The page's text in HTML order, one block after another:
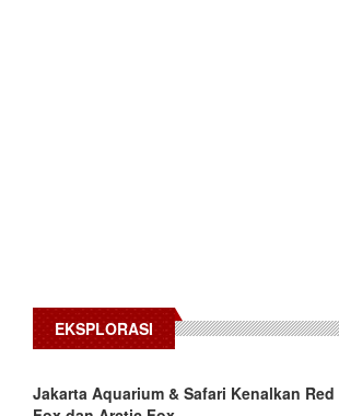
EKSPLORASI
Jakarta Aquarium & Safari Kenalkan Red